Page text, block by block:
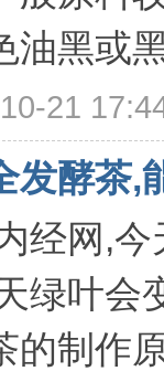
油黑或
21
发酵茶,
经网,
绿叶会
的制作